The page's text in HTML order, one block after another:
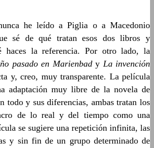
he leído a Piglia o a Macedonio
sé de qué tratan esos dos libros y
haces la referencia. Por otro lado, la
pasado en Marienbady La invención
y, creo, muy transparente. La película
adaptación muy libre de la novela de
todo y sus diferencias, ambas tratan los
de lo real y del tiempo como una
se sugiere una repetición infinita, las
y sin fin de un grupo determinado de